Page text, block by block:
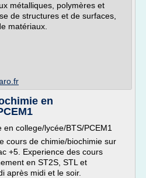
métalliques, polymères et
de structures et de surfaces,
matériaux.
en
college/lycée/BTS/PCEM1
cours de chimie/biochimie sur
+5. Experience des cours
en ST2S, STL et
après midi et le soir.